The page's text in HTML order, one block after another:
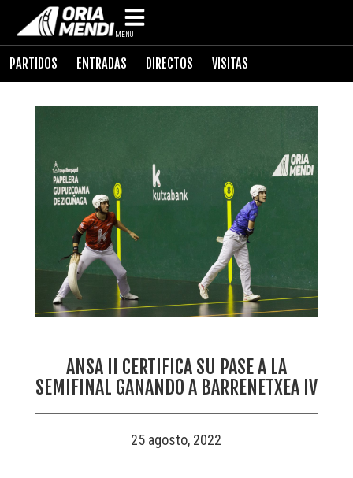
MENU
PARTIDOS ENTRADAS DIRECTOS VISITAS
ANSA II CERTIFICA SU PASE A LA
SEMIFINAL GANANDO A BARRENETXEA IV
25 agosto, 2022